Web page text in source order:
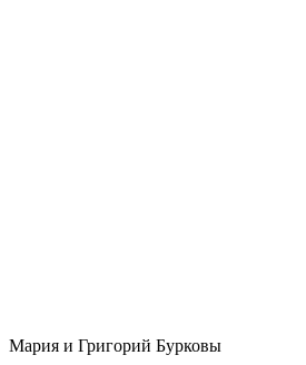
Мария и Григорий Бурковы